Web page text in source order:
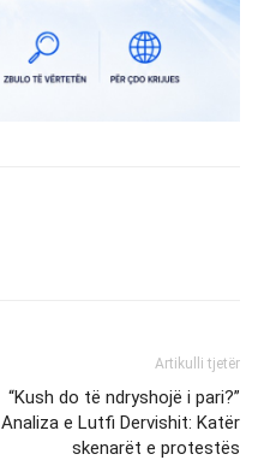
Artikulli tjetër
“Kush do të ndryshojë i pari?”
Analiza e Lutfi Dervishit: Katër
skenarët e protestës